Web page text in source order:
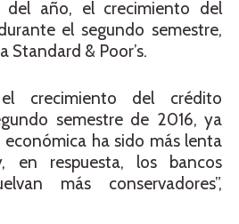
del año, el crecimiento del
el segundo semestre,
Standard & Poor’s.
el crecimiento del crédito
semestre de 2016, ya
económica ha sido más lenta
en respuesta, los bancos
más conservadores”,